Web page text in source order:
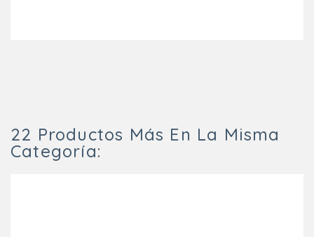
22 Productos Más En La Misma
Categoría: